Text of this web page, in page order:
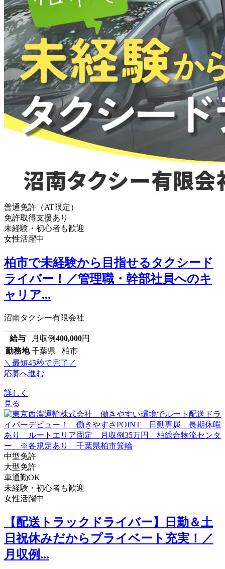
普通免許（AT限定）
免許取得支援あり
未経験・初心者も歓迎
女性活躍中
柏市で未経験から目指せるタクシード
ライバー！／管理職・幹部社員へのキ
ャリア...
沼南タクシー有限会社
給与 月収例400,000円
勤務地 千葉県 柏市
＼最短45秒で完了／
応募へ進む
詳しく
見る
中型免許
大型免許
車通勤OK
未経験・初心者も歓迎
女性活躍中
【配送トラックドライバー】日勤＆土
日祝休みだからプライベート充実！／
月収例...